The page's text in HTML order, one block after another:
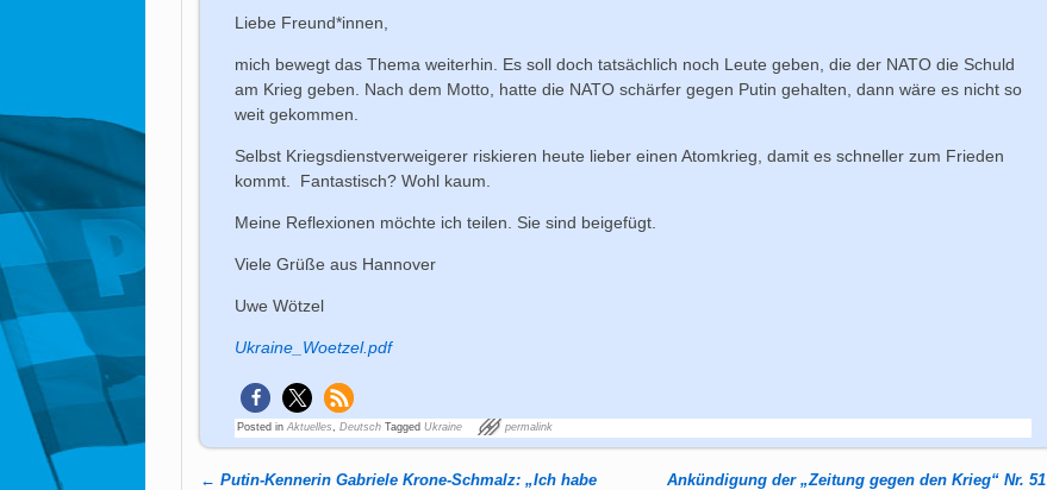
Liebe Freund*innen,
mich bewegt das Thema weiterhin. Es soll doch tatsächlich noch Leute geben, die der NATO die Schuld
am Krieg geben. Nach dem Motto, hatte die NATO schärfer gegen Putin gehalten, dann wäre es nicht so
weit gekommen.
Selbst Kriegsdienstverweigerer riskieren heute lieber einen Atomkrieg, damit es schneller zum Frieden
kommt. Fantastisch? Wohl kaum.
Meine Reflexionen möchte ich teilen. Sie sind beigefügt.
Viele Grüße aus Hannover
Uwe Wötzel
Ukraine_Woetzel.pdf
Posted in Aktuelles ,Deutsch Tagged Ukraine permalink
← Putin-Kennerin Gabriele Krone-Schmalz: „Ich habe
Ankündigung der „Zeitung gegen den Krieg“ Nr. 51